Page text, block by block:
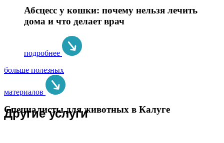
Абсцесс у кошки: почему нельзя лечить
дома и что делает врач
подробнее
больше полезных
материалов
Другие услуги
Специалисты для животных в Калуге